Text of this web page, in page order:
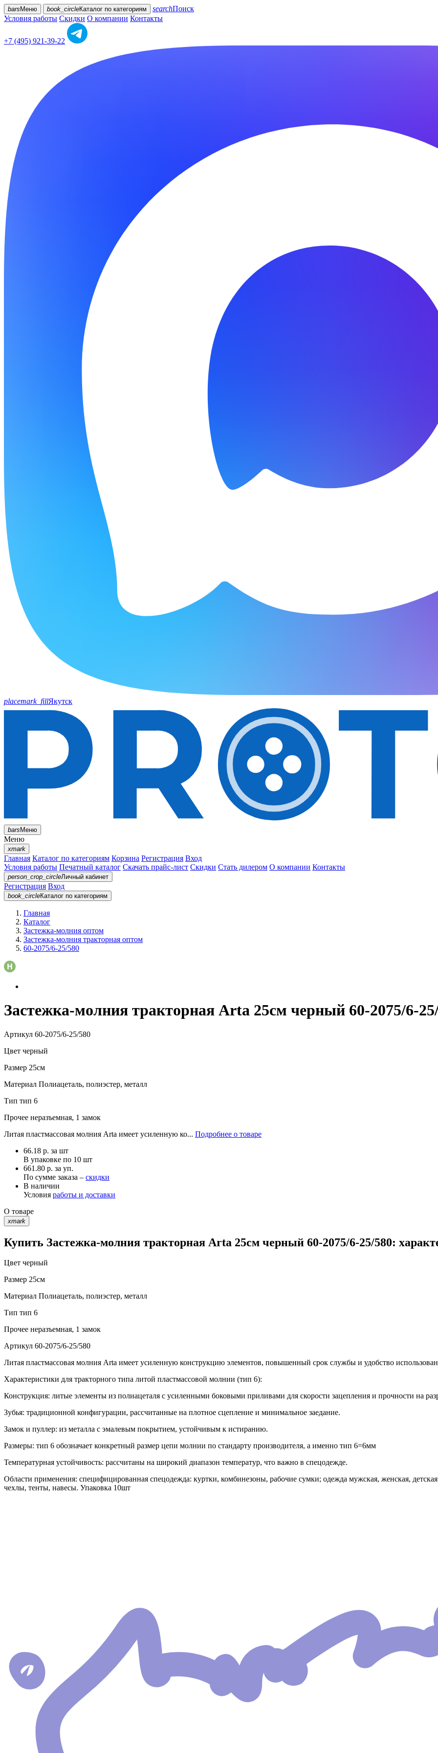
bars Меню book_circleКаталог по категориям searchПоиск
Условия работы Скидки О компании Контакты
+7 (495) 921-39-22
placemark_fillЯкутск
barsМеню
Меню
xmark
Главная Каталог по категориям Корзина Регистрация Вход
Условия работы Печатный каталог Скачать прайс-лист Скидки Стать дилером О компании Контакты
person_crop_circleЛичный кабинет
Регистрация Вход
book_circleКаталог по категориям
Главная
Каталог
Застежка-молния оптом
Застежка-молния тракторная оптом
60-2075/6-25/580
Застежка-молния тракторная Arta 25см черный 60-2075/6-
Артикул 60-2075/6-25/580
Цвет черный
Размер 25см
Материал Полиацеталь, полиэстер, металл
Тип тип 6
Прочее неразъемная, 1 замок
Литая пластмассовая молния Arta имеет усиленную ко... Подробнее о товаре
66.18 р. за шт
В упаковке по 10 шт
661.80 р. за уп.
По сумме заказа – скидки
В наличии
Условия работы и доставки
О товаре
xmark
Купить Застежка-молния тракторная Arta 25см черный 60-2075/6-25/580:
Цвет черный
Размер 25см
Материал Полиацеталь, полиэстер, металл
Тип тип 6
Прочее неразъемная, 1 замок
Артикул 60-2075/6-25/580
Литая пластмассовая молния Arta имеет усиленную конструкцию элементов, повышенный срок службы и удобство
Характеристики для тракторного типа литой пластмассовой молнии (тип 6):
Конструкция: литые элементы из полиацеталя с усиленными боковыми приливами для скорости зацепления и прочности на
Зубья: традиционной конфигурации, рассчитанные на плотное сцепление и минимальное заедание.
Замок и пуллер: из металла с эмалевым покрытием, устойчивым к истиранию.
Размеры: тип 6 обозначает конкретный размер цепи молнии по стандарту производителя, а именно тип 6=6мм
Температурная устойчивость: рассчитаны на широкий диапазон температур, что важно в спецодежде.
Области применения: специфицированная спецодежда: куртки, комбинезоны, рабочие сумки; одежда мужская, женская,
чехлы, тенты, навесы. Упаковка 10шт